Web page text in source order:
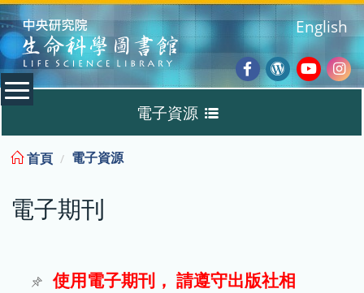
:::
Facebook
Wordpress
English
電子資源
電子期刊
首頁 電子資源
電子期刊
使用電子期刊， 請遵守出版社相